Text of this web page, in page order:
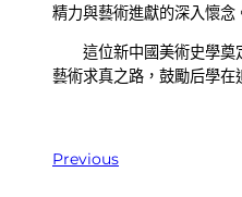
精力與藝術進獻的深入懷念
這位新中國美術史學
藝術求真之路，鼓勵后學在
Previous